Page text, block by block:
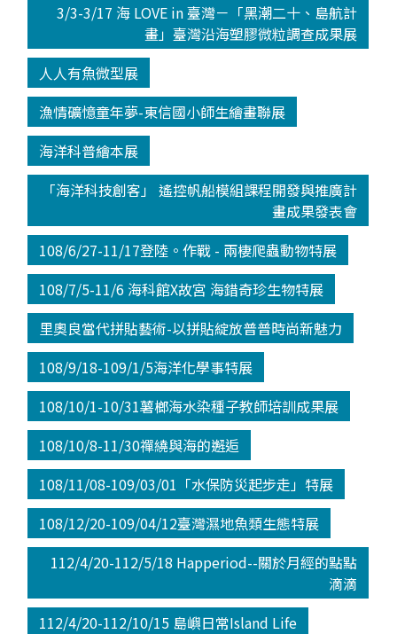
3/3-3/17 海 LOVE in 臺灣－「黑潮二十、島航計
畫」臺灣沿海塑膠微粒調查成果展
人人有魚微型展
漁情礦憶童年夢-東信國小師生繪畫聯展
海洋科普繪本展
「海洋科技創客」 遙控帆船模組課程開發與推廣計
畫成果發表會
108/6/27-11/17登陸。作戰 - 兩棲爬蟲動物特展
108/7/5-11/6 海科館X故宮 海錯奇珍生物特展
里奧良當代拼貼藝術-以拼貼綻放普普時尚新魅力
108/9/18-109/1/5海洋化學事特展
108/10/1-10/31薯榔海水染種子教師培訓成果展
108/10/8-11/30禪繞與海的邂逅
108/11/08-109/03/01「水保防災起步走」特展
108/12/20-109/04/12臺灣濕地魚類生態特展
112/4/20-112/5/18 Happeriod--關於月經的點點
滴滴
112/4/20-112/10/15 島嶼日常Island Life